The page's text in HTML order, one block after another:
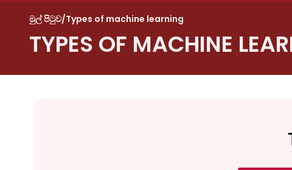
මුල් පිටුව/Types of machine learning
TYPES OF MACHINE